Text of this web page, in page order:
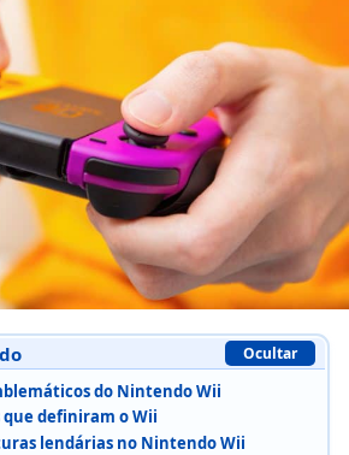
Ocultar
do Nintendo Wii
que definiram o Wii
lendárias no Nintendo Wii